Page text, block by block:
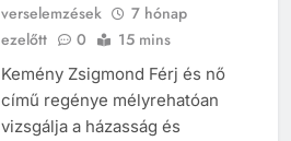
verselemzések
7 hónap
ezelőtt
0 15 mins
Kemény Zsigmond Férj és nő
című regénye mélyrehatóan
vizsgálja a házasság és